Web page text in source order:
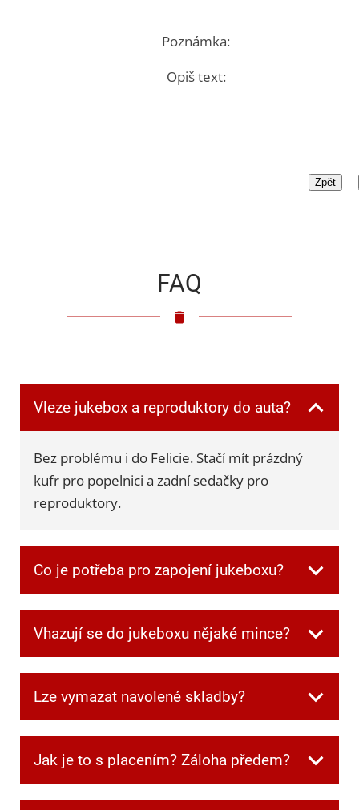
Poznámka:
Opiš text:
FAQ
Vleze jukebox a reproduktory do auta?
Bez problému i do Felicie. Stačí mít prázdný
kufr pro popelnici a zadní sedačky pro
reproduktory.
Co je potřeba pro zapojení jukeboxu?
převzetí. Jen je potřeba mít jednu zásuvku
reprobedny.
Vhazují se do jukeboxu nějaké mince?
kredity.
Lze vymazat navolené skladby?
ostatní nechtějí poslouchat, můžete frontu
Jak je to s placením? Záloha předem?